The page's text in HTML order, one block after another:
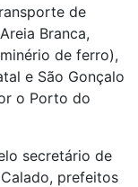
de
Branca,
de ferro),
e São Gonçalo
o Porto do
secretário de
prefeitos